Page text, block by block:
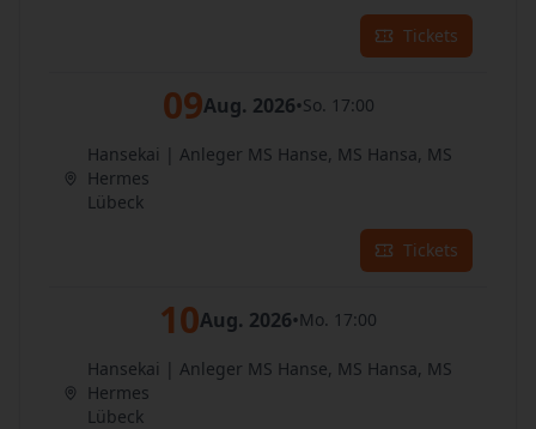
Tickets
09Aug. 2026•So. 17:00
Hansekai | Anleger MS Hanse, MS Hansa, MS
Hermes
Lübeck
Tickets
10Aug. 2026•Mo. 17:00
Hansekai | Anleger MS Hanse, MS Hansa, MS
Hermes
Lübeck